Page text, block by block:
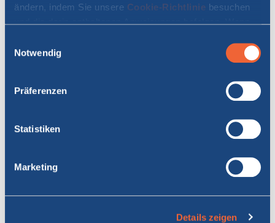
ändern, indem Sie unsere Cookie-Richtlinie besuchen
und die darin enthaltenen Anweisungen befolgen. Wenn
erklären Sie sich damit einverstanden, dass Cookies auf
Notwendig
Präferenzen
Statistiken
Marketing
Details zeigen
Es ist nicht empfohlen 7 Tage vor und nach der Geburt und bei
Risiko einer Frühgeburt oder anderen Komplikationen zu reisen.
Reiseantritt ausgestellt sein.
ANGEBOTE
GRUPPENRABATTE